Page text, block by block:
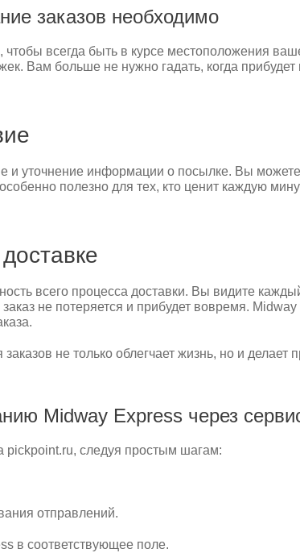
заказов необходимо
, чтобы всегда быть в курсе местоположения
Вам больше не нужно гадать, когда
и уточнение информации о посылке. Вы
полезно для тех, кто ценит каждую
всего процесса доставки. Вы видите
не потеряется и прибудет вовремя.
не только облегчает жизнь, но и делает
Midway Express через
pickpoint.ru, следуя простым шагам:
отправлений.
в соответствующее поле.